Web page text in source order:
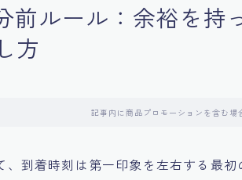
前ルール：余裕を持
方
記事内に商品プロモーションを含む場
、到着時刻は第一印象を左右する最